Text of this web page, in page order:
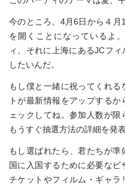
今のところ、4月6日から４月
を開くことになっているよ
ィ、それに上海にあるJCフ
したいんだ。
もし僕と一緒に祝ってくれ
トが最新情報をアップする
ェックしてね。参加人数が
もうすぐ抽選方法の詳細を発
もし選ばれたら、君たちが
国に入国するために必要なビ
チケットやフィルム・ギャラ